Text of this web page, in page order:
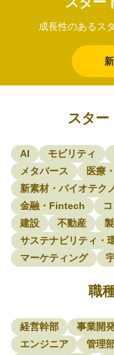
たことで、建設現
しています。
成長性のあるス
スター
AI モビリティ
メタバース
医療
新素材・バイオテク
金融・Fintech
建設
不動産
サステナビリティ・
マーケティング
職
経営幹部 事業開
エンジニア
管理